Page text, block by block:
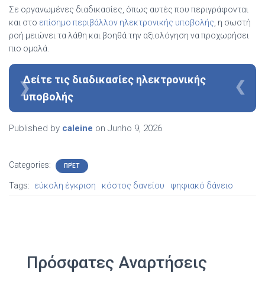
Σε οργανωμένες διαδικασίες, όπως αυτές που περιγράφονται
και στο επίσημο περιβάλλον ηλεκτρονικής υποβολής , η σωστή
ροή μειώνει τα λάθη και βοηθά την αξιολόγηση να προχωρήσει
πιο ομαλά.
Δείτε τις διαδικασίες ηλεκτρονικής
υποβολής
Published by caleine on Junho 9, 2026
Categories: ΠΡΈΤ
Tags: εύκολη έγκριση κόστος δανείου ψηφιακό δάνειο
Πρόσφατες Αναρτήσεις